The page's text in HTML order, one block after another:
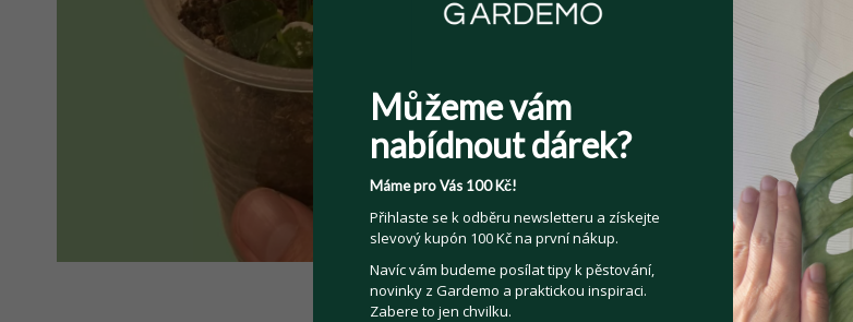
Prodejce má více
Sdílejte na:
Twitter
Pokojové
Můžeme vám
nabídnout dárek?
Máme pro Vás 100 Kč!
Přihlaste se k odběru newsletteru a získejte
slevový kupón 100 Kč na první nákup.
Navíc vám budeme posílat tipy k pěstování,
novinky z Gardemo a praktickou inspiraci.
Zabere to jen chvilku.